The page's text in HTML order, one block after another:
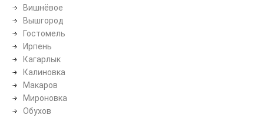
Вишнёвое
Вышгород
Гостомель
Ирпень
Кагарлык
Калиновка
Макаров
Мироновка
Обухов